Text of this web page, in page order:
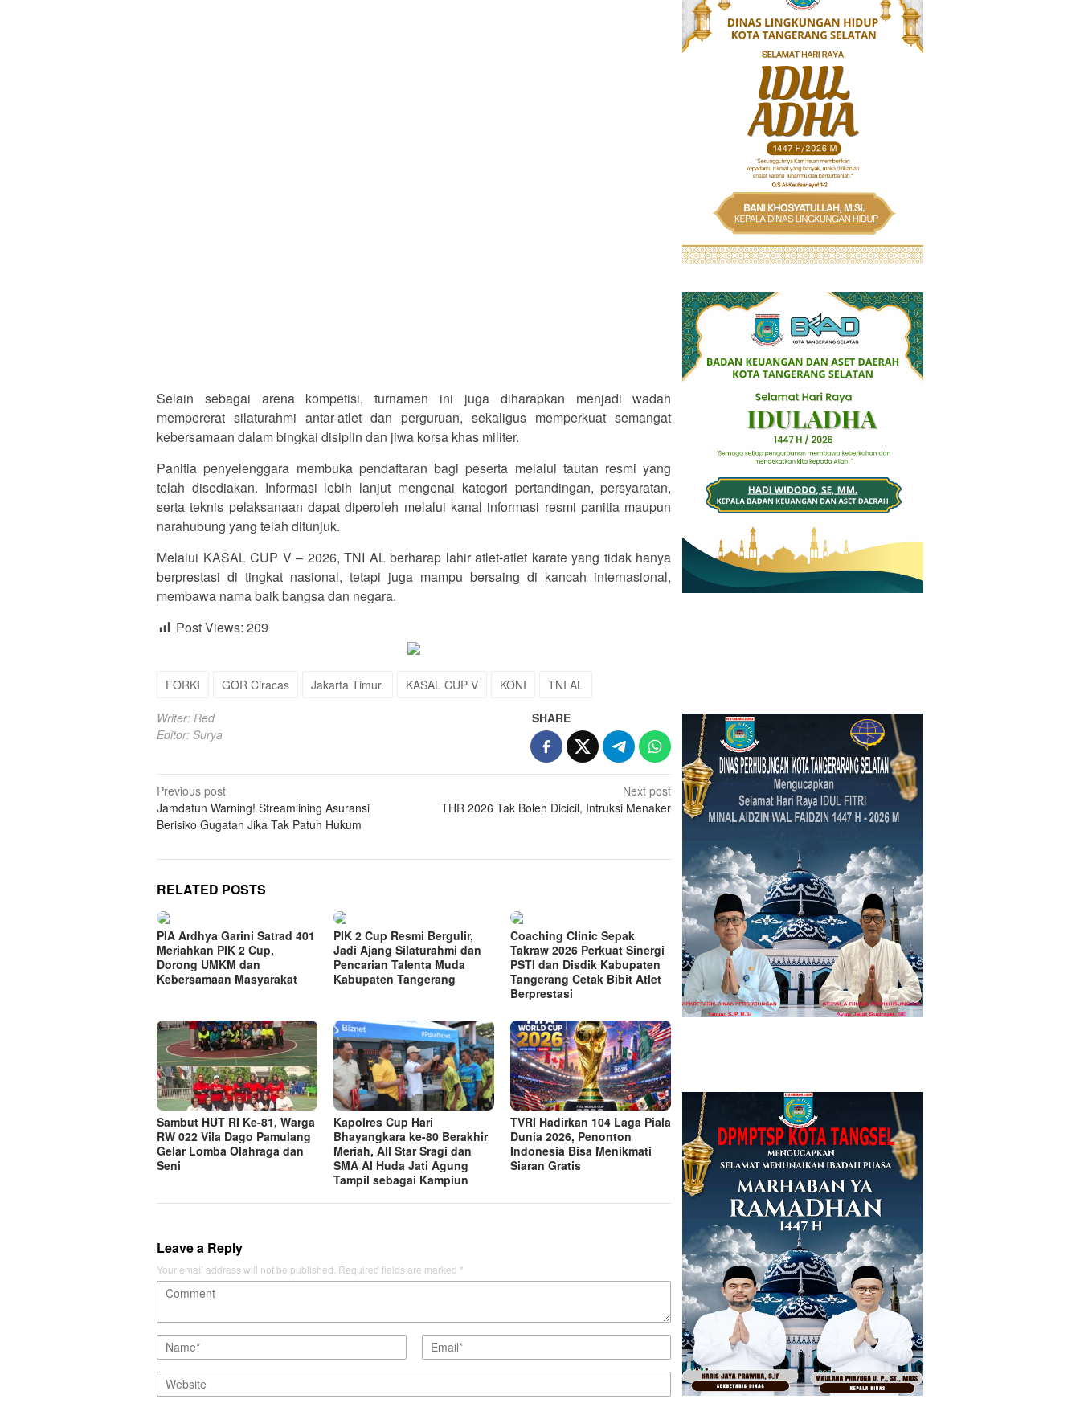
Selain sebagai arena kompetisi, turnamen ini juga diharapkan menjadi wadah
mempererat silaturahmi antar-atlet dan perguruan, sekaligus memperkuat semangat
kebersamaan dalam bingkai disiplin dan jiwa korsa khas militer.
Panitia penyelenggara membuka pendaftaran bagi peserta melalui tautan resmi yang
telah disediakan. Informasi lebih lanjut mengenai kategori pertandingan, persyaratan,
serta teknis pelaksanaan dapat diperoleh melalui kanal informasi resmi panitia maupun
narahubung yang telah ditunjuk.
Melalui KASAL CUP V – 2026, TNI AL berharap lahir atlet-atlet karate yang tidak hanya
berprestasi di tingkat nasional, tetapi juga mampu bersaing di kancah internasional,
membawa nama baik bangsa dan negara.
Post Views: 209
FORKI GOR Ciracas Jakarta Timur. KASAL CUP V KONI TNI AL
Writer: Red
Editor: Surya
SHARE
Post
navigation
Previous post
Jamdatun Warning! Streamlining Asuransi
Berisiko Gugatan Jika Tak Patuh Hukum
Next post
THR 2026 Tak Boleh Dicicil, Intruksi Menaker
RELATED POSTS
PIA Ardhya Garini Satrad 401
Meriahkan PIK 2 Cup,
Dorong UMKM dan
Kebersamaan Masyarakat
PIK 2 Cup Resmi Bergulir,
Jadi Ajang Silaturahmi dan
Pencarian Talenta Muda
Kabupaten Tangerang
Coaching Clinic Sepak
Takraw 2026 Perkuat Sinergi
PSTI dan Disdik Kabupaten
Tangerang Cetak Bibit Atlet
Berprestasi
Sambut HUT RI Ke-81, Warga
RW 022 Vila Dago Pamulang
Gelar Lomba Olahraga dan
Seni
Kapolres Cup Hari
Bhayangkara ke-80 Berakhir
Meriah, All Star Sragi dan
SMA Al Huda Jati Agung
Tampil sebagai Kampiun
TVRI Hadirkan 104 Laga Piala
Dunia 2026, Penonton
Indonesia Bisa Menikmati
Siaran Gratis
Leave a Reply
Your email address will not be published. Required fields are marked *